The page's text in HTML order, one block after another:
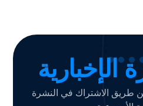
الإخبارية
طريق الاشتراك في النشرة